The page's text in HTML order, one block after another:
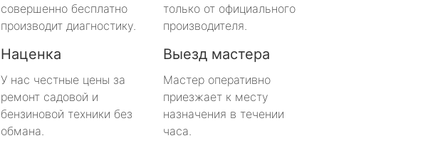
совершенно бесплатно
производит диагностику.
только от официального
производителя.
Наценка
У нас честные цены за
ремонт садовой и
бензиновой техники без
обмана.
Выезд мастера
Мастер оперативно
приезжает к месту
назначения в течении
часа.